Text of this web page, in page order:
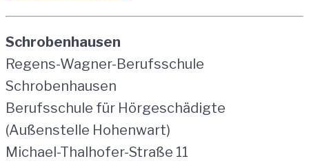
Schrobenhausen
Regens-Wagner-Berufsschule
Schrobenhausen
Berufsschule für Hörgeschädigte
(Außenstelle Hohenwart)
Michael-Thalhofer-Straße 11